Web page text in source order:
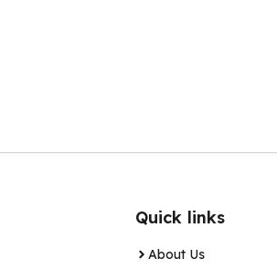
Quick links
About Us